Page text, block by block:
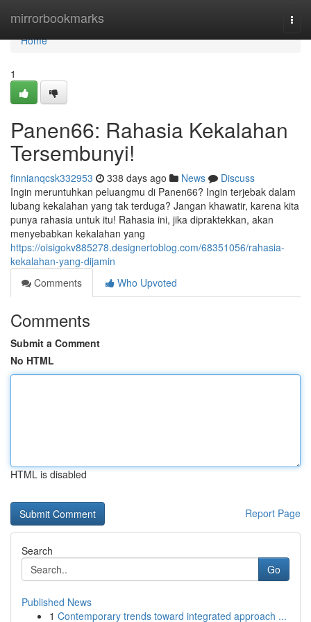
mirrorbookmarks
Home
Home
1
Panen66: Rahasia Kekalahan
Tersembunyi!
finnianqcsk332953 338 days ago News
Discuss
Ingin meruntuhkan peluangmu di Panen66? Ingin terjebak dalam
lubang kekalahan yang tak terduga? Jangan khawatir, karena kita
punya rahasia untuk itu! Rahasia ini, jika dipraktekkan, akan
menyebabkan kekalahan yang
https://oisigokv885278.designertoblog.com/68351056/rahasia-
kekalahan-yang-dijamin
Comments
Who Upvoted
Comments
Submit a Comment
No HTML
HTML is disabled
Report Page
Search
Go
Published News
1 Contemporary trends toward integrated approach ...